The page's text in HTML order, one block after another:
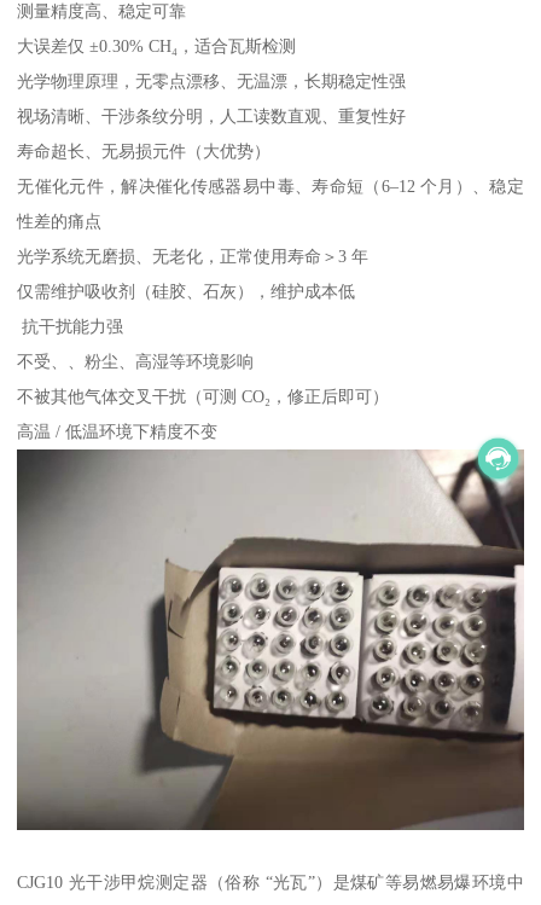
测量精度高、稳定可靠
大误差仅 ±0.30% CH₄，适合瓦斯检测
光学物理原理，无零点漂移、无温漂，长期稳定性强
视场清晰、干涉条纹分明，人工读数直观、重复性好
寿命超长、无易损元件（大优势）
无催化元件，解决催化传感器易中毒、寿命短（6–12 个月）、稳定
性差的痛点
光学系统无磨损、无老化，正常使用寿命＞3 年
仅需维护吸收剂（硅胶、石灰），维护成本低
抗干扰能力强
不受、、粉尘、高湿等环境影响
不被其他气体交叉干扰（可测 CO₂，修正后即可）
高温 / 低温环境下精度不变
CJG10 光干涉甲烷测定器（俗称 “光瓦”）是煤矿等易燃易爆环境中